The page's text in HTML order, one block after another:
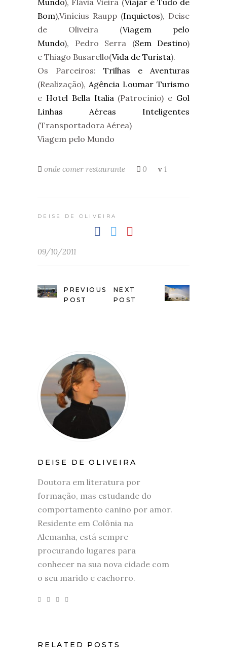
Mundo), Flávia Vieira (Viajar é Tudo de
Bom),Vinícius Raupp (Inquietos), Deise
de Oliveira (Viagem pelo
Mundo), Pedro Serra (Sem Destino)
e Thiago Busarello(Vida de Turista).
Os Parceiros: Trilhas e Aventuras
(Realização), Agência Loumar Turismo
e Hotel Bella Italia(Patrocínio) e Gol
Linhas Aéreas Inteligentes
(Transportadora Aérea)
Viagem pelo Mundo
onde comer restaurante 0 1
DEISE DE OLIVEIRA
09/10/2011
PREVIOUS
POST
NEXT
POST
DEISE DE OLIVEIRA
Doutora em literatura por
formação, mas estudande do
comportamento canino por amor.
Residente em Colônia na
Alemanha, está sempre
procurando lugares para
conhecer na sua nova cidade com
o seu marido e cachorro.
RELATED POSTS